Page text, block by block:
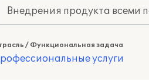
Внедрения продукта всеми
/ Функциональная задача
услуги